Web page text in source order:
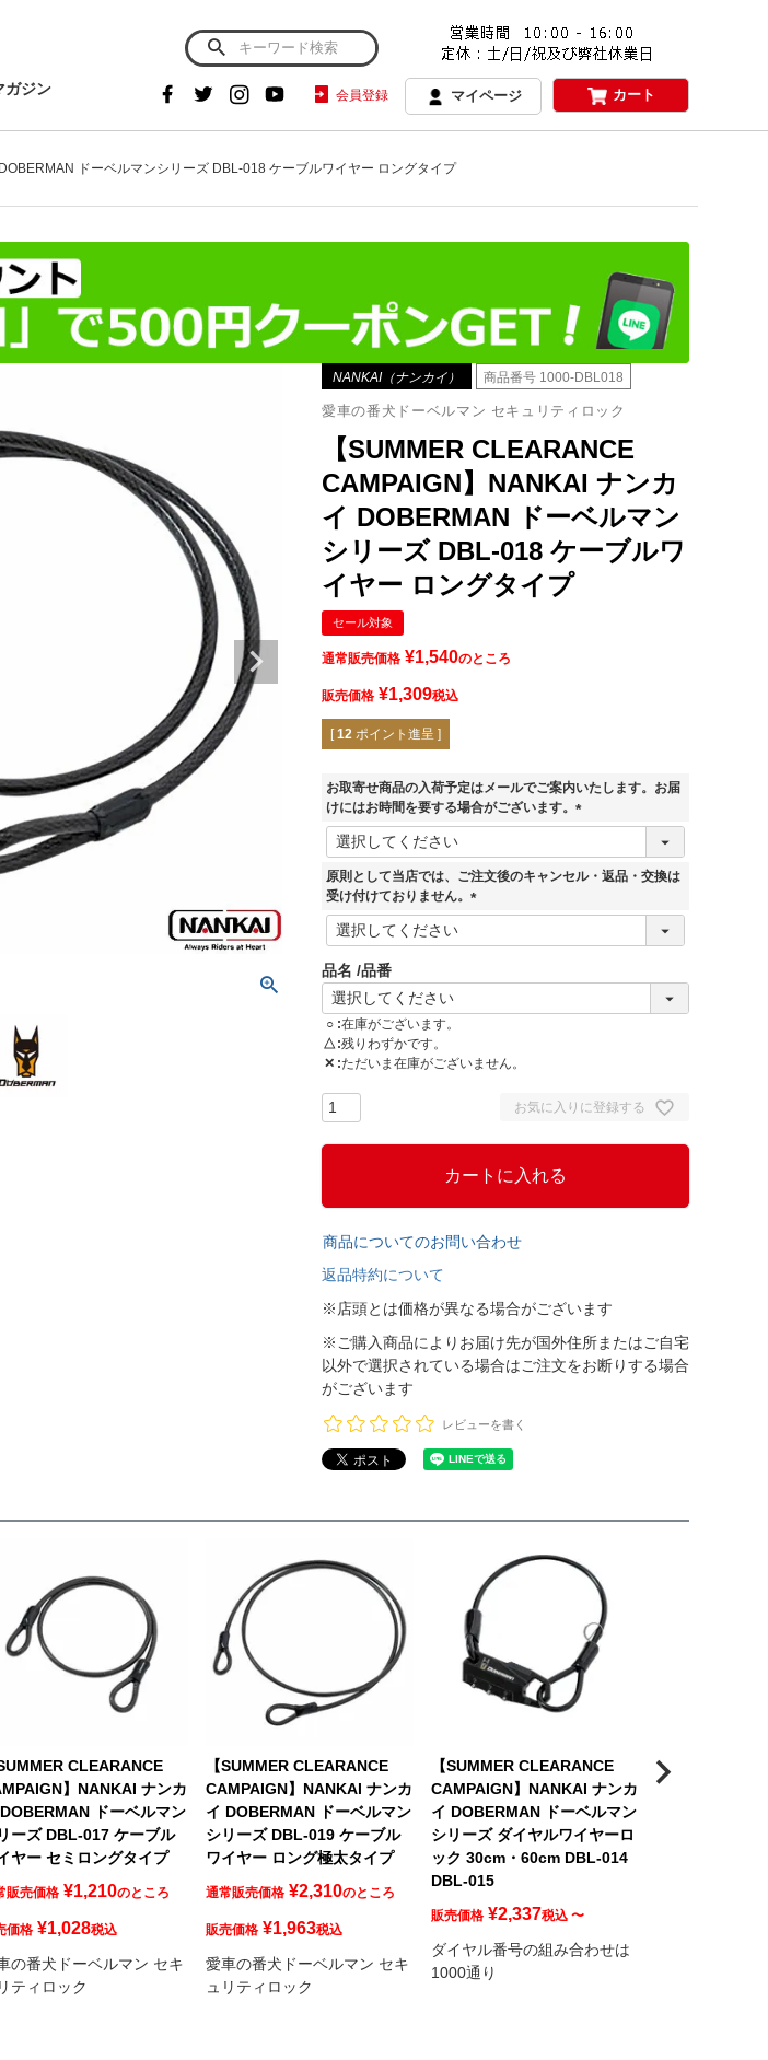
ガジン 会員登録 マイページ カート
ドーベルマンシリーズ DBL-018 ケーブルワイヤー ロングタイプ
NANKAI（ナンカイ） 商品番号 1000-DBL018
愛車の番犬ドーベルマン セキュリティロック
【SUMMER CLEARANCE
CAMPAIGN】NANKAI ナンカ
イ DOBERMAN ドーベルマン
シリーズ DBL-018 ケーブルワ
イヤー ロングタイプ
セール対象
通常販売価格 ¥1,540のところ
販売価格 ¥1,309税込
[ 12 ポイント進呈 ]
お取寄せ商品の入荷予定はメールでご案内いたします。お届
けにはお時間を要する場合がございます。
(
須
原則として当店では、ご注文後のキャンセル・返品・交換は
受け付けておりません。
(
)
品名 品番
○ 在庫がございます。
△ 残りわずかです。
✕ ただいま在庫がございません。
お気に入りに登録する
カートに入れる
商品についてのお問い合わせ
返品特約について
※店頭とは価格が異なる場合がございます
※ご購入商品によりお届け先が国外住所またはご自宅
以外で選択されている場合はご注文をお断りする場合
がございます
レビューを書く
SUMMER CLEARANCE
】NANKAI ナンカ
ドーベルマン
ーズ DBL-017 ケーブル
ヤー セミロングタイプ
販売価格 ¥1,210のところ
価格 ¥1,028税込
の番犬ドーベルマン セキ
ティロック
【SUMMER CLEARANCE
CAMPAIGN】NANKAI ナンカ
イ DOBERMAN ドーベルマン
シリーズ DBL-019 ケーブル
ワイヤー ロング極太タイプ
通常販売価格 ¥2,310のところ
販売価格 ¥1,963税込
愛車の番犬ドーベルマン セキ
ュリティロック
【SUMMER CLEARANCE
CAMPAIGN】NANKAI ナンカ
イ DOBERMAN ドーベルマン
シリーズ ダイヤルワイヤーロ
ック 30cm・60cm DBL-014
DBL-015
販売価格 ¥2,337税込 〜
ダイヤル番号の組み合わせは
1000通り